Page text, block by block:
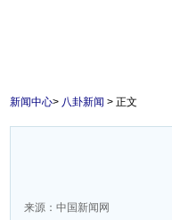
新闻中心> 八卦新闻 > 正文
来源：中国新闻网